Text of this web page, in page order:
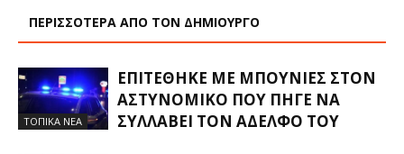
ΠΕΡΙΣΣΟΤΕΡΑ ΑΠΟ ΤΟΝ ΔΗΜΙΟΥΡΓΟ
ΤΟΠΙΚΑ ΝΕΑ
ΕΠΙΤΈΘΗΚΕ ΜΕ ΜΠΟΥΝΙΈΣ ΣΤΟΝ
ΑΣΤΥΝΟΜΙΚΌ ΠΟΥ ΠΉΓΕ ΝΑ
ΣΥΛΛΆΒΕΙ ΤΟΝ ΑΔΕΛΦΌ ΤΟΥ